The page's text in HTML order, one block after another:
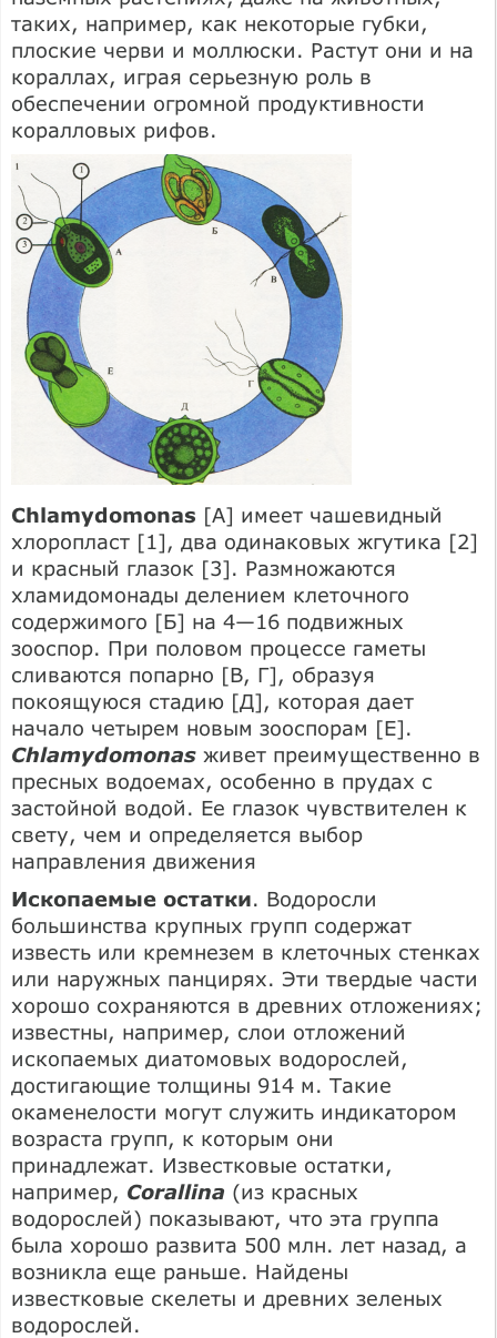
таких, например, как некоторые губки,
плоские черви и моллюски. Растут они и на
кораллах, играя серьезную роль в
обеспечении огромной продуктивности
коралловых рифов.
Chlamydomonas [А] имеет чашевидный
хлоропласт [1], два одинаковых жгутика [2]
и красный глазок [3]. Размножаются
хламидомонады делением клеточного
содержимого [Б] на 4—16 подвижных
зооспор. При половом процессе гаметы
сливаются попарно [В, Г], образуя
покоящуюся стадию [Д], которая дает
начало четырем новым зооспорам [Е].
Chlamydomonas живет преимущественно в
пресных водоемах, особенно в прудах с
застойной водой. Ее глазок чувствителен к
свету, чем и определяется выбор
направления движения
Ископаемые остатки. Водоросли
большинства крупных групп содержат
известь или кремнезем в клеточных стенках
или наружных панцирях. Эти твердые части
хорошо сохраняются в древних отложениях;
известны, например, слои отложений
ископаемых диатомовых водорослей,
достигающие толщины 914 м. Такие
окаменелости могут служить индикатором
возраста групп, к которым они
принадлежат. Известковые остатки,
например, Corallina (из красных
водорослей) показывают, что эта группа
была хорошо развита 500 млн. лет назад, а
возникла еще раньше. Найдены
известковые скелеты и древних зеленых
водорослей.